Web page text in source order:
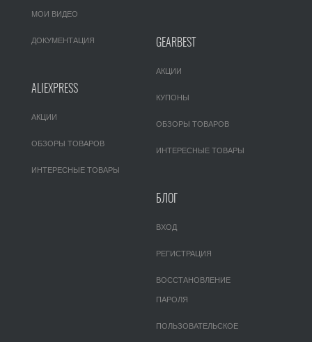
МОИ ВИДЕО
ДОКУМЕНТАЦИЯ GEARBEST
АКЦИИ
КУПОНЫ
ОБЗОРЫ ТОВАРОВ
ИНТЕРЕСНЫЕ ТОВАРЫ
ALIEXPRESS
АКЦИИ
ОБЗОРЫ ТОВАРОВ
ИНТЕРЕСНЫЕ ТОВАРЫ
БЛОГ
ВХОД
РЕГИСТРАЦИЯ
ВОССТАНОВЛЕНИЕ
ПАРОЛЯ
ПОЛЬЗОВАТЕЛЬСКОЕ